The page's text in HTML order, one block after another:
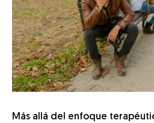
Más allá del enfoque